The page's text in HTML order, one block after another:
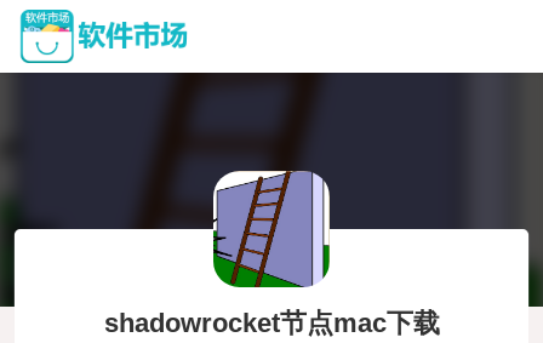
shadowrocket节点mac下载